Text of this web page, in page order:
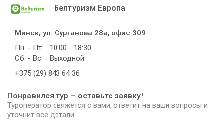
Белтуризм Европа
Минск, ул. Сурганова 28а, офис 309
Пн. - Пт.
10:00 - 18:30
Сб. - Вс.
Выходной
+375 (29) 843 64 36
Понравился тур – оставьте заявку!
Туроператор свяжется с вами, ответит на ваши вопросы и
уточнит все детали.